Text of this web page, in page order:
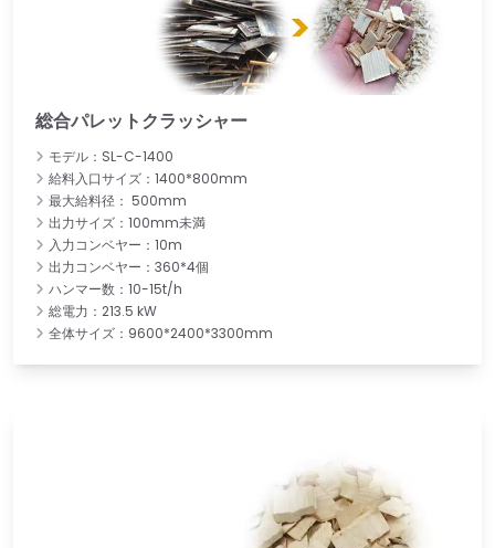
総合パレットクラッシャー
モデル：SL-C-1400
給料入口サイズ：1400*800mm
最大給料径： 500mm
出力サイズ：100mm未満
入力コンベヤー：10m
出力コンベヤー：360*4個
ハンマー数：10-15t/h
総電力：213.5 kW
全体サイズ：9600*2400*3300mm